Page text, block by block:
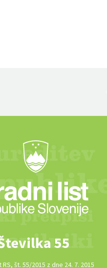
55
št. 55/2015 z dne 24. 7. 2015